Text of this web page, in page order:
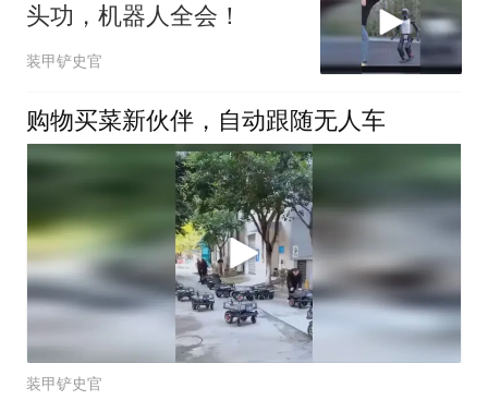
头功，机器人全会！
装甲铲史官
购物买菜新伙伴，自动跟随无人车
装甲铲史官